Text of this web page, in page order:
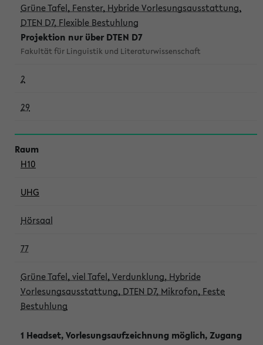
Grüne Tafel, Fenster, Hybride Vorlesungsausstattung,
DTEN D7, Flexible Bestuhlung
Projektion nur über DTEN D7
Fakultät für Linguistik und Literaturwissenschaft
2
29
H10
UHG
Hörsaal
77
Grüne Tafel, viel Tafel, Verdunklung, Hybride
Vorlesungsausstattung, DTEN D7, Mikrofon, Feste
Bestuhlung
1 Headset, Vorlesungsaufzeichnung möglich, Zugang